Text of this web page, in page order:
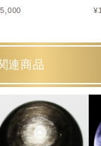
5,000 ¥
連商品